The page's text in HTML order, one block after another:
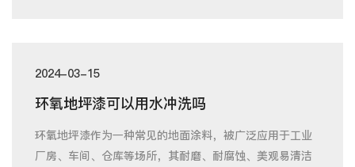
2024-03-15
环氧地坪漆可以用水冲洗吗
环氧地坪漆作为一种常见的地面涂料，被广泛应用于工业
厂房、车间、仓库等场所，其耐磨、耐腐蚀、美观易清洁